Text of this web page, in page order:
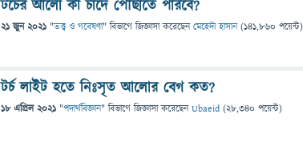
টর্চের আলো কী চাঁদে পৌঁছাতে পারবে?
21 জুন 2021 "তত্ত্ব ও গবেষণা" বিভাগে জিজ্ঞাসাকরেছেনমেহেদী হাসান (141,860 পয়েন্ট)
টর্চ লাইট হতে নিঃসৃত আলোর বেগ কত?
18 এপ্রিল 2021 "পদার্থবিজ্ঞান" বিভাগে জিজ্ঞাসাকরেছেনUbaeid (28,340 পয়েন্ট)